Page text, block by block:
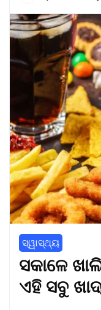
ସ୍ୱାସ୍ଥ୍ୟ
ସକାଳେ
ଏହି ସବୁ